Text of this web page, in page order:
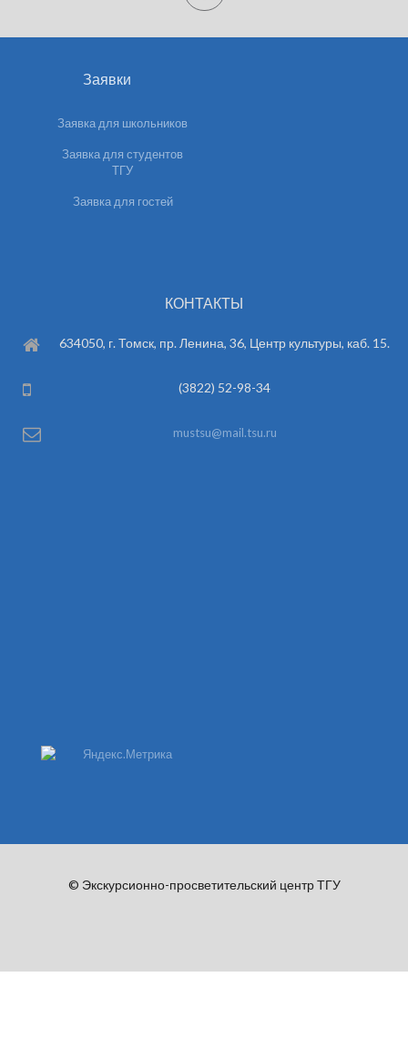
Заявки
Заявка для школьников
Заявка для студентов
ТГУ
Заявка для гостей
КОНТАКТЫ
634050, г. Томск, пр. Ленина, 36, Центр культуры, каб. 15.
(3822) 52-98-34
mustsu@mail.tsu.ru
© Экскурсионно-просветительский центр ТГУ